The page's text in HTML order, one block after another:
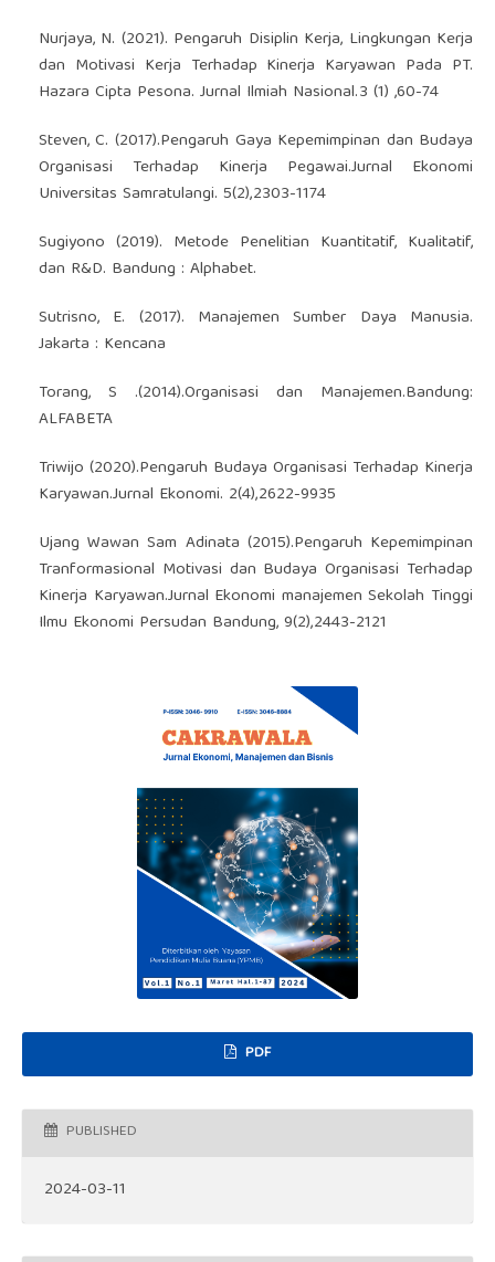
Nurjaya, N. (2021). Pengaruh Disiplin Kerja, Lingkungan Kerja
dan Motivasi Kerja Terhadap Kinerja Karyawan Pada PT.
Hazara Cipta Pesona. Jurnal Ilmiah Nasional.3 (1) ,60-74
Steven, C. (2017).Pengaruh Gaya Kepemimpinan dan Budaya
Organisasi Terhadap Kinerja Pegawai.Jurnal Ekonomi
Universitas Samratulangi. 5(2),2303-1174
Sugiyono (2019). Metode Penelitian Kuantitatif, Kualitatif,
dan R&D. Bandung : Alphabet.
Sutrisno, E. (2017). Manajemen Sumber Daya Manusia.
Jakarta : Kencana
Torang, S .(2014).Organisasi dan Manajemen.Bandung:
ALFABETA
Triwijo (2020).Pengaruh Budaya Organisasi Terhadap Kinerja
Karyawan.Jurnal Ekonomi. 2(4),2622-9935
Ujang Wawan Sam Adinata (2015).Pengaruh Kepemimpinan
Tranformasional Motivasi dan Budaya Organisasi Terhadap
Kinerja Karyawan.Jurnal Ekonomi manajemen Sekolah Tinggi
Ilmu Ekonomi Persudan Bandung, 9(2),2443-2121
PDF
PUBLISHED
2024-03-11